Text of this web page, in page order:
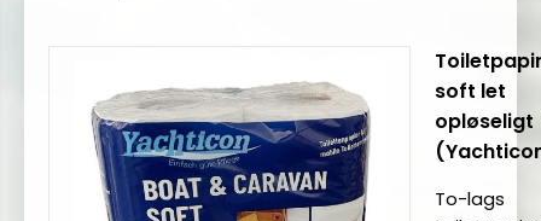
soft let
opløseligt
To-lags